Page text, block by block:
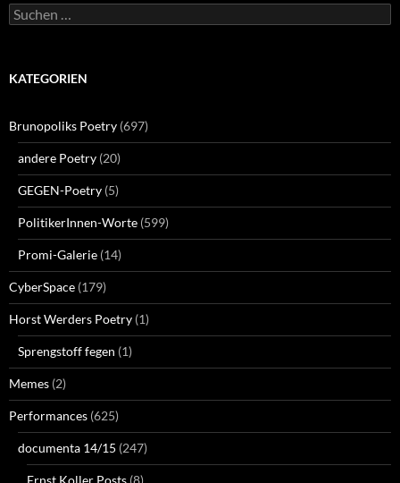
Suchen
nach:
KATEGORIEN
Brunopoliks Poetry (697)
andere Poetry (20)
GEGEN-Poetry (5)
PolitikerInnen-Worte (599)
Promi-Galerie (14)
CyberSpace (179)
Horst Werders Poetry (1)
Sprengstoff fegen (1)
Memes (2)
Performances (625)
documenta 14/15 (247)
Ernst Koller Posts (8)